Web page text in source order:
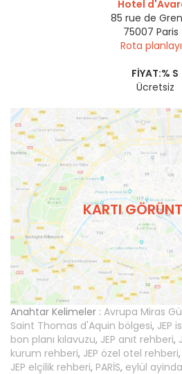
Hotel
85 rue de
75007 Paris
Rota
FIYAT:% S
Ücretsiz
KARTI
Anahtar Kelimeler : Avrupa Miras
Saint Thomas d'Aquin bölgesi, JEP
bon planı kılavuzu, JEP anıt rehberi,
kurum rehberi, JEP özel otel rehberi,
JEP elçilik rehberi, PARİS, eylül